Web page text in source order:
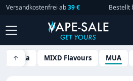
Zum Hauptinhalt springen
Versandkostenfrei ab39 € Bestellt
↑
MaZa MIXD Flavours MUA